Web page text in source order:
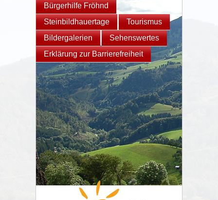
Bürgerhilfe Fröhnd
Steinbildhauertage
Tourismus
Bildergalerien
Sehenswertes
Erklärung zur Barrierefreiheit